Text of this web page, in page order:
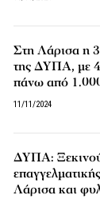
Στη Λάρισα η
της ΔΥΠΑ, με
πάνω από
11/11/2024
ΔΥΠΑ:
Λάρισα και